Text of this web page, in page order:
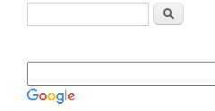
Formulaire de recherche
Rechercher